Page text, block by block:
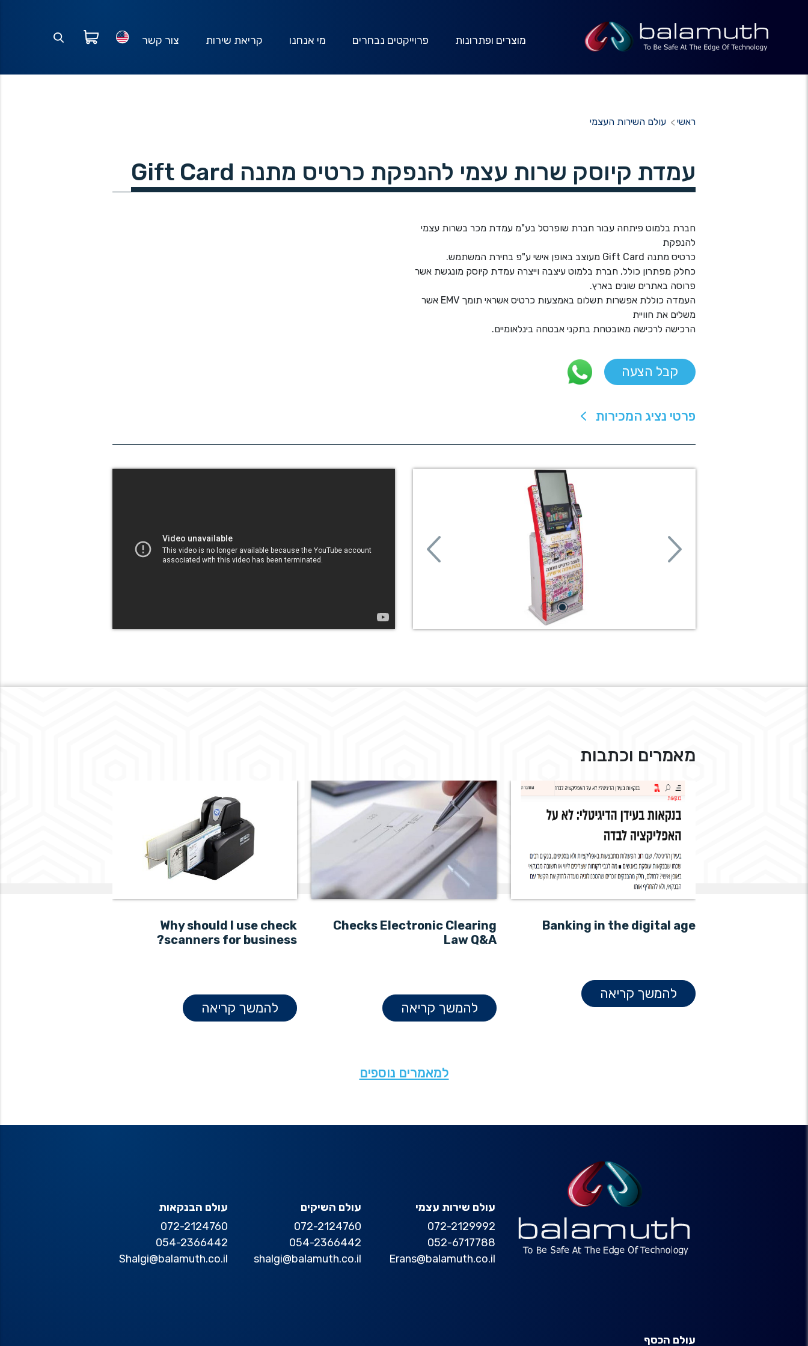
מוצרים ופתרונות פרוייקטים נבחרים מי אנחנו קריאת שירות צור קשר
ראשי עולם השירות העצמי
עמדת קיוסק שרות עצמי להנפקת כרטיס מתנה Gift Card
חברת בלמוט פיתחה עבור חברת שופרסל בע"מ עמדת מכר בשרות עצמי
להנפקת
כרטיס מתנה Gift Card מעוצב באופן אישי ע"פ בחירת המשתמש.
כחלק מפתרון כולל, חברת בלמוט עיצבה וייצרה עמדת קיוסק מונגשת אשר
פרוסה באתרים שונים בארץ.
העמדה כוללת אפשרות תשלום באמצעות כרטיס אשראי תומך EMV אשר
משלים את חוויית
הרכישה לרכישה מאובטחת בתקני אבטחה בינלאומיים.
קבל הצעה
פרטי נציג המכירות
Previous Next
מאמרים וכתבות
Banking in the digital age
להמשך קריאה
Checks Electronic Clearing
Law Q&A
להמשך קריאה
Why should I use check
scanners for business?
להמשך קריאה
למאמרים נוספים
עולם שירות עצמי
072-2129992
052-6717788
Erans@balamuth.co.il
עולם השיקים
072-2124760
054-2366442
shalgi@balamuth.co.il
עולם הבנקאות
072-2124760
054-2366442
Shalgi@balamuth.co.il
עולם הכסף